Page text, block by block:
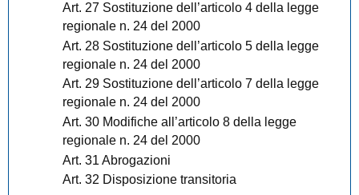
Art. 27 Sostituzione dell’articolo 4 della legge
regionale n. 24 del 2000
Art. 28 Sostituzione dell’articolo 5 della legge
regionale n. 24 del 2000
Art. 29 Sostituzione dell’articolo 7 della legge
regionale n. 24 del 2000
Art. 30 Modifiche all’articolo 8 della legge
regionale n. 24 del 2000
Art. 31 Abrogazioni
Art. 32 Disposizione transitoria